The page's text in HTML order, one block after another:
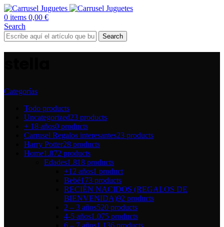
0 items 0,00 €
Search
Search
Categorías
Todo products
Uncategorized23 products
+ 18 años0 products
Carrusel Regalos interesantes23 products
Harry Potter28 products
Home1.872 products
Edades1.818 products
+12 años1 product
Bebé173 products
RECIÉN NACIDOS (REGALOS DE
BIENVENIDA)92 products
2 – 3 años520 products
4-5 años1.075 products
6 – 7 años1.136 products